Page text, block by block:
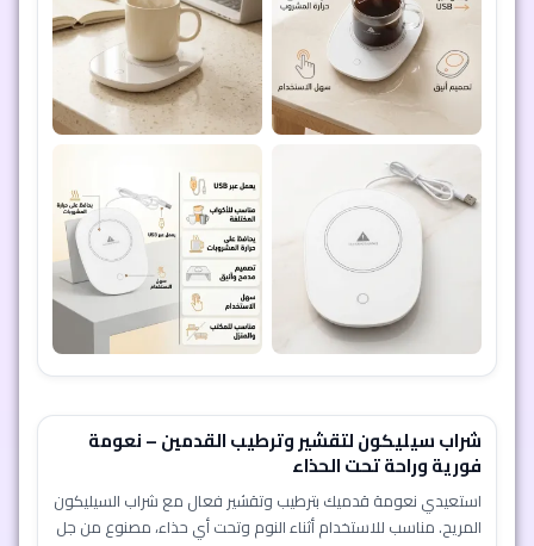
شراب سيليكون لتقشير وترطيب القدمين – نعومة
فورية وراحة تحت الحذاء
استعيدي نعومة قدميك بترطيب وتقشير فعال مع شراب السيليكون
المريح. مناسب للاستخدام أثناء النوم وتحت أي حذاء، مصنوع من جل
ناعم وسهل الغسل.